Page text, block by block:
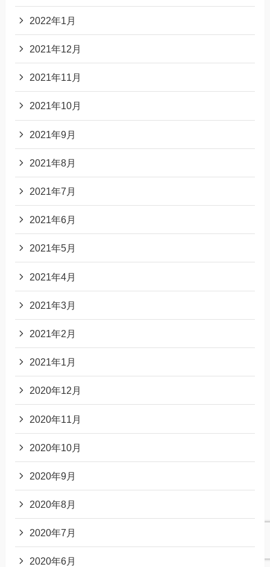
2022年1月
2021年12月
2021年11月
2021年10月
2021年9月
2021年8月
2021年7月
2021年6月
2021年5月
2021年4月
2021年3月
2021年2月
2021年1月
2020年12月
2020年11月
2020年10月
2020年9月
2020年8月
2020年7月
2020年6月